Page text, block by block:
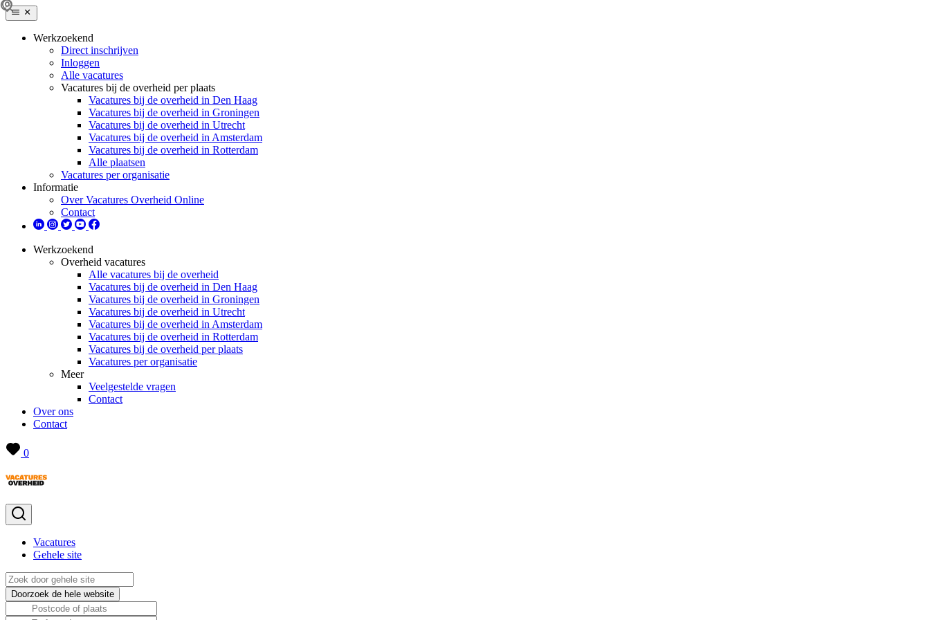
Werkzoekend
Direct inschrijven
Inloggen
Alle vacatures
Vacatures bij de overheid per plaats
Vacatures bij de overheid in Den Haag
Vacatures bij de overheid in Groningen
Vacatures bij de overheid in Utrecht
Vacatures bij de overheid in Amsterdam
Vacatures bij de overheid in Rotterdam
Alle plaatsen
Vacatures per organisatie
Informatie
Over Vacatures Overheid Online
Contact
Werkzoekend
Overheid vacatures
Alle vacatures bij de overheid
Vacatures bij de overheid in Den Haag
Vacatures bij de overheid in Groningen
Vacatures bij de overheid in Utrecht
Vacatures bij de overheid in Amsterdam
Vacatures bij de overheid in Rotterdam
Vacatures bij de overheid per plaats
Vacatures per organisatie
Meer
Veelgestelde vragen
Contact
Over ons
Contact
0
Vacatures
Gehele site